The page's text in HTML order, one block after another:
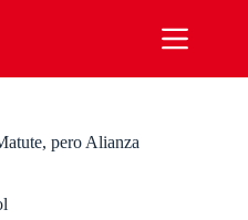
pero Alianza